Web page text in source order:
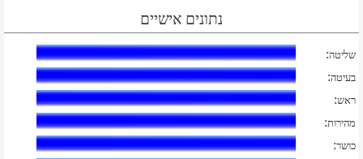
נתונים אישיים
שליטה:
בעיטה:
ראש:
מהירות:
כושר: